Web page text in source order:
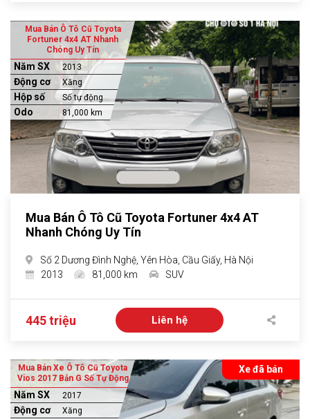
Mua Bán Ô Tô Cũ Toyota
Fortuner 4x4 AT Nhanh
Chóng Uy Tín
Năm SX 2013
Động cơ Xăng
Hộp số Số tự động
Odo 81,000 km
Mua Bán Ô Tô Cũ Toyota Fortuner 4x4 AT
Nhanh Chóng Uy Tín
Số 2 Dương Đình Nghệ, Yên Hòa, Cầu Giấy, Hà Nội
2013
81,000 km SUV
445 triệu Liên hệ
Xe đã bán
Mua Bán Xe Ô Tô Cũ Toyota
Vios 2017 Bản G Số Tự Động
Năm SX 2017
Động cơ Xăng